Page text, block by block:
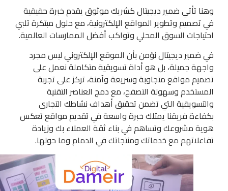
وهنا تأتي ضمير ديجيتال كشريك موثوق يقدم خبرة حقيقية
في تصميم وتطوير المواقع الإلكترونية، مع حلول مبتكرة تلبي
احتياجات السوق المحلي وتواكب أفضل الممارسات العالمية.
في ضمير ديجيتال نؤمن بأن الموقع الإلكتروني ليس مجرد
واجهة جميلة، بل هو أداة تسويقية متكاملة نعمل على
تصميم مواقع متجاوبة وسريعة وآمنة، تركز على تجربة
المستخدم وسهولة التصفح، مع دمج العناصر التقنية
والتسويقية التي تضمن تحقيق أهداف نشاطك التجاري
بكفاءة فريقنا يمتلك خبرة واسعة في تقديم مواقع تعكس
هوية مشروعك وتساهم في بناء ثقة العملاء بك وزيادة
تفاعلاتهم مع خدماتك ومنتجاتك في الدمام وما حولها.